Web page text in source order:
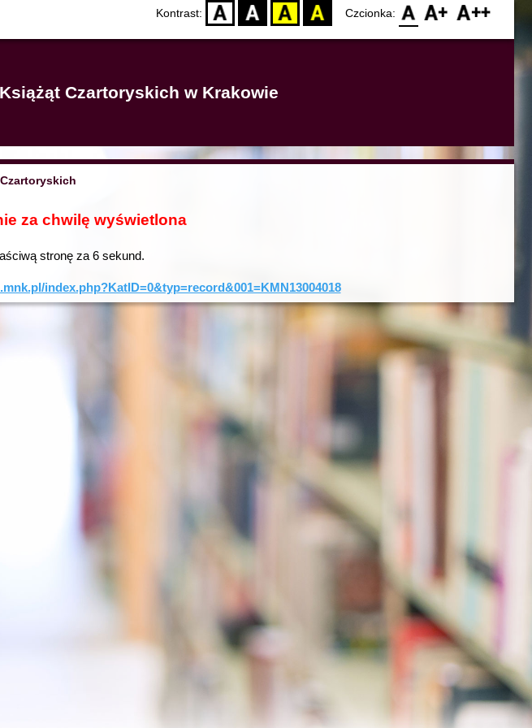
Kontrast: D BW YB BY Czcionka: F0 F1 F2
Czartoryskich w Krakowie
za chwilę wyświetlona
stronę za 6sekund.
index.php?KatID=0&typ=record&001=KMN13004018